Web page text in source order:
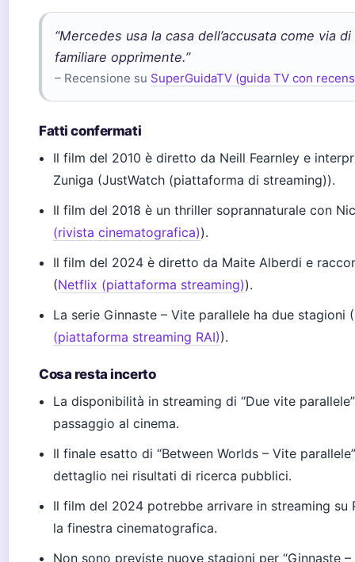
“Mercedes usa la casa dell’accusata come via
familiare opprimente.”
– Recensione su SuperGuidaTV (guida TV con
Fatti confermati
Il film del 2010 è diretto da Neill Fearnley e
Zuniga (JustWatch (piattaforma di streaming)).
Il film del 2018 è un thriller soprannaturale con
(rivista cinematografica)).
Il film del 2024 è diretto da Maite Alberdi e
(Netflix (piattaforma streaming)).
La serie Ginnaste – Vite parallele ha due stagioni (
(piattaforma streaming RAI)).
Cosa resta incerto
La disponibilità in streaming di “Due vite
passaggio al cinema.
Il finale esatto di “Between Worlds – Vite
dettaglio nei risultati di ricerca pubblici.
Il film del 2024 potrebbe arrivare in streaming su
la finestra cinematografica.
Non sono previste nuove stagioni per “Ginnaste –